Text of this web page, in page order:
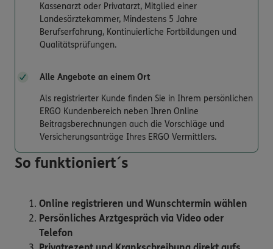
Kassenarzt oder Privatarzt, Mitglied einer
Landesärztekammer, Mindestens 5 Jahre
Berufserfahrung, Kontinuierliche Fortbildungen und
Qualitätsprüfungen.
Alle Angebote an einem Ort
Als registrierter Kunde finden Sie in Ihrem persönlichen
ERGO Kundenbereich neben Ihren Online
Beitragsberechnungen auch die Vorschläge und
Versicherungsanträge Ihres ERGO Vermittlers.
So funktioniert´s
Online registrieren und Wunschtermin wählen
Persönliches Arztgespräch via Video oder
Telefon